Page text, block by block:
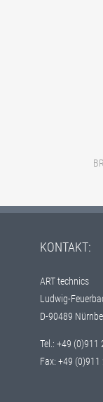
KONTAKT:
ART technics
Ludwig-
D-90489
Tel.: +49 (0)911
Fax: +49 (0)911